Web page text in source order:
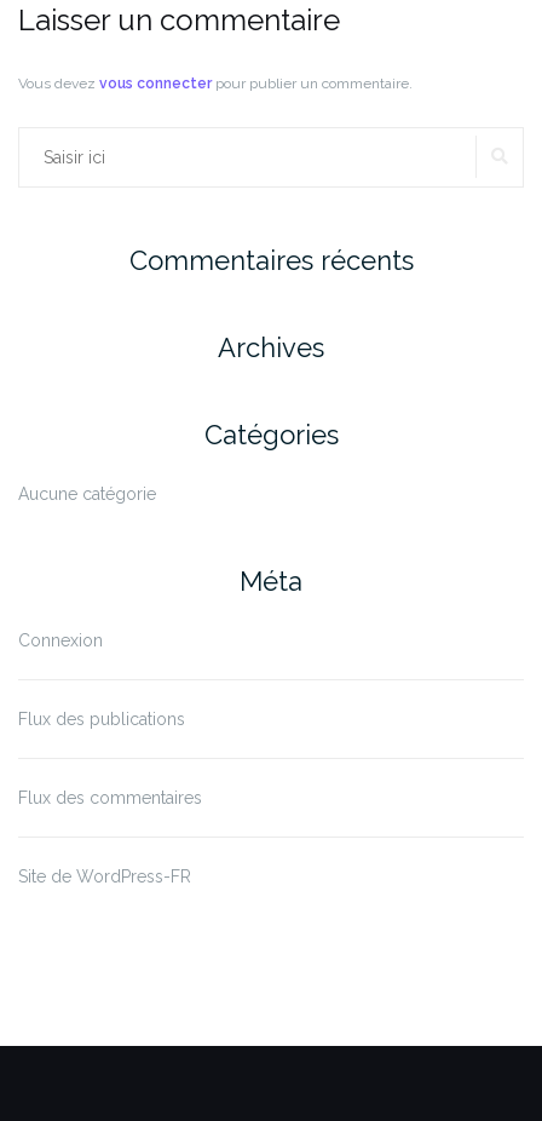
Laisser un commentaire
Vous devez vous connecterpour publier un commentaire.
Rechercher :
Commentaires récents
Archives
Catégories
Aucune catégorie
Méta
Connexion
Flux des publications
Flux des commentaires
Site de WordPress-FR